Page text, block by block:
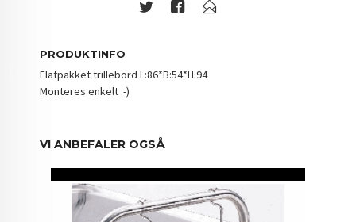
PRODUKTINFO
Flatpakket trillebord L:86*B:54*H:94
Monteres enkelt :-)
VI ANBEFALER OGSÅ